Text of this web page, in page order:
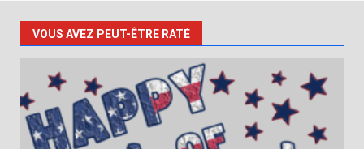
VOUS AVEZ PEUT-ÊTRE RATÉ